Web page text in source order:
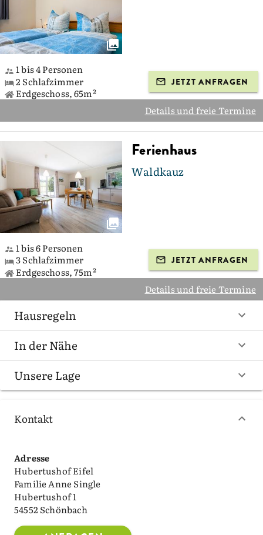
1 bis 4 Personen
2 Schlafzimmer
Erdgeschoss, 65m²
JETZT ANFRAGEN
Details und freie Termine
Ferienhaus
Waldkauz
1 bis 6 Personen
3 Schlafzimmer
Erdgeschoss, 75m²
JETZT ANFRAGEN
Details und freie Termine
Hausregeln
In der Nähe
Unsere Lage
Kontakt
Adresse
Hubertushof Eifel
Familie Anne Single
Hubertushof 1
54552 Schönbach